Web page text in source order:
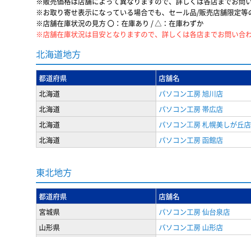
※お取り寄せ表示になっている場合でも、セール品/販売店舗限定
※店舗在庫状況の見方 〇：在庫あり / △：在庫わずか
※店舗在庫状況は目安となりますので、詳しくは各店までお問い合わ
北海道地方
都道府県 店舗名
北海道
パソコン工房 旭川店
北海道
パソコン工房 帯広店
北海道
パソコン⼯房 札幌美しが丘店
北海道
パソコン工房 函館店
東北地方
都道府県 店舗名
宮城県
パソコン工房 仙台泉店
山形県
パソコン工房 山形店